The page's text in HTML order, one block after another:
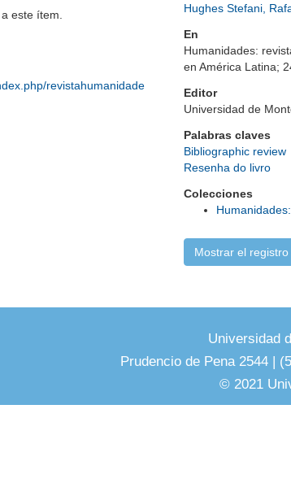
este ítem.
revistahumanidade
Hughes Stefani,
En
Humanidades:
en América Latina;
Editor
Universidad de
Palabras claves
Bibliographic review
Resenha do livro
Colecciones
Mostrar el
Universidad
Prudencio de Pena 2544 |
© 2021